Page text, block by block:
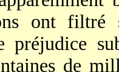
ont filtré
préjudice
de